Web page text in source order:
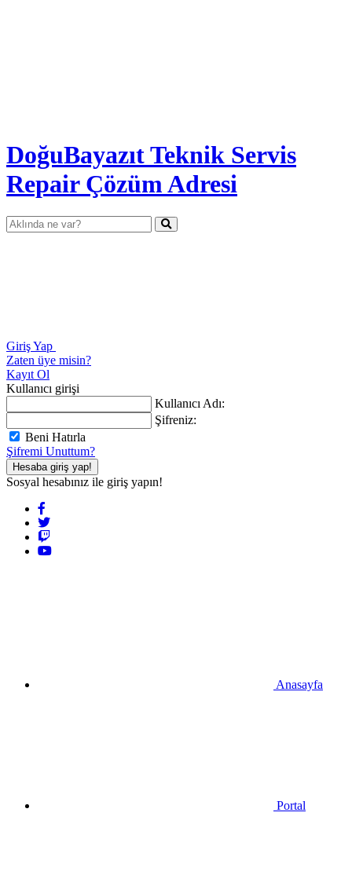
DoğuBayazıt Teknik Servis
Repair Çözüm Adresi
Giriş Yap
Zaten üye misin?
Kayıt Ol
Kullanıcı girişi
Kullanıcı Adı:
Şifreniz:
Beni Hatırla
Şifremi Unuttum?
Hesaba giriş yap!
Sosyal hesabınız ile giriş yapın!
Anasayfa
Portal